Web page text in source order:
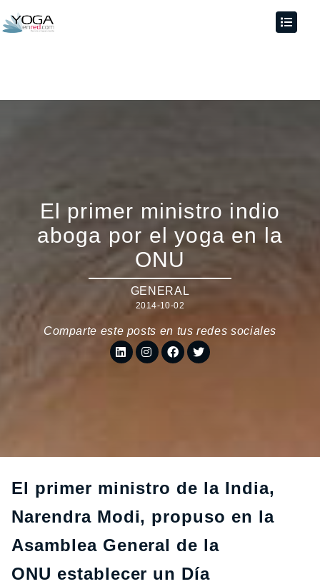
El primer ministro indio
aboga por el yoga en la
ONU
GENERAL
2014-10-02
Comparte este posts en tus redes sociales
El primer ministro de la India,
Narendra Modi, propuso en la
Asamblea General de la
ONU establecer un Día